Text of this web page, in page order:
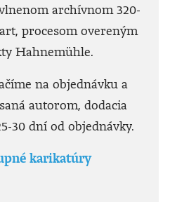
archívnom 320-
procesom overeným
Hahnemühle.
na objednávku a
autorom, dodacia
30 dní od objednávky.
karikatúry